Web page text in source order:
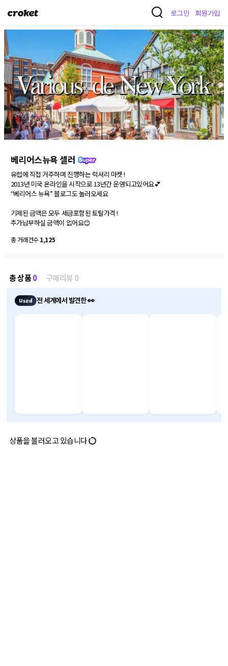
크
로그인 회원가입
베리어스뉴욕 셀러
유럽에 직접 거주하며 진행하는 럭셔리 마켓 !
2013년 미국 온라인을 시작으로 13년간 운영되고있어요💕
"베리어스 뉴욕” 블로그도 놀러오세요
기제된 금액은 모두 세금포함된 토탈가격 !
추가납부하실 금액이 없어요😊
총 거래건수1,125
총 상품0 구매리뷰 0
전 세계에서 발견한 👀
상품을 불러오고 있습니다